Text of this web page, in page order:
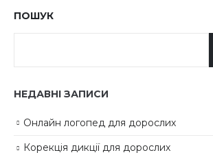
ПОШУК
НЕДАВНІ ЗАПИСИ
Онлайн логопед для дорослих
Корекція дикції для дорослих